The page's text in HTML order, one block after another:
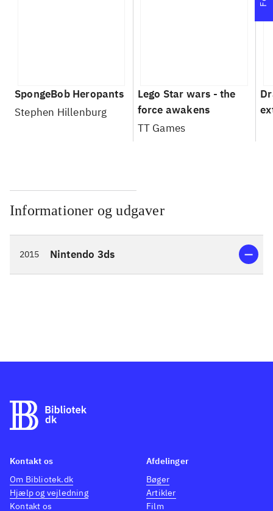
SpongeBob Heropants
Stephen Hillenburg
Lego Star wars - the
force awakens
TT Games
Informationer og udgaver
2015 Nintendo 3ds
Kontakt os
Om Bibliotek.dk
Hjælp og vejledning
Kontakt os
Afdelinger
Bøger
Artikler
Film